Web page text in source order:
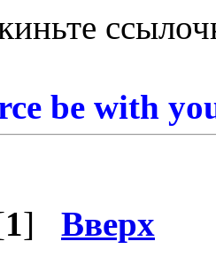
be with
1] Вверх